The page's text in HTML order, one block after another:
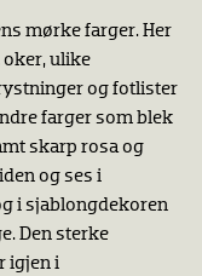
mørke farger. Her
ulike
og fotlister
farger som blek
skarp rosa og
og ses i
i sjablongdekoren
Den sterke
igjen i